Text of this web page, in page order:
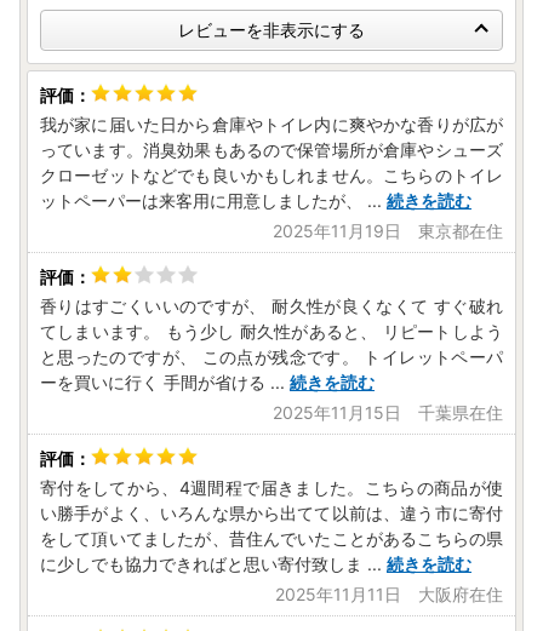
レビューを非表示にする
我が家に届いた日から倉庫やトイレ内に爽やかな香りが広が
っています。消臭効果もあるので保管場所が倉庫やシューズ
クローゼットなどでも良いかもしれません。こちらのトイレ
ットペーパーは来客用に用意しましたが、
... 続きを読む
2025年11月19日 東京都在住
香りはすごくいいのですが、 耐久性が良くなくて すぐ破れ
てしまいます。 もう少し 耐久性があると、 リピートしよう
と思ったのですが、 この点が残念です。 トイレットペーパ
ーを買いに行く 手間が省ける ... 続きを読む
2025年11月15日 千葉県在住
寄付をしてから、4週間程で届きました。こちらの商品が使
い勝手がよく、いろんな県から出てて以前は、違う市に寄付
をして頂いてましたが、昔住んでいたことがあるこちらの県
に少しでも協力できればと思い寄付致しま ... 続きを読む
2025年11月11日 大阪府在住